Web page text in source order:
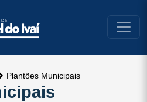
Plantões Municipais